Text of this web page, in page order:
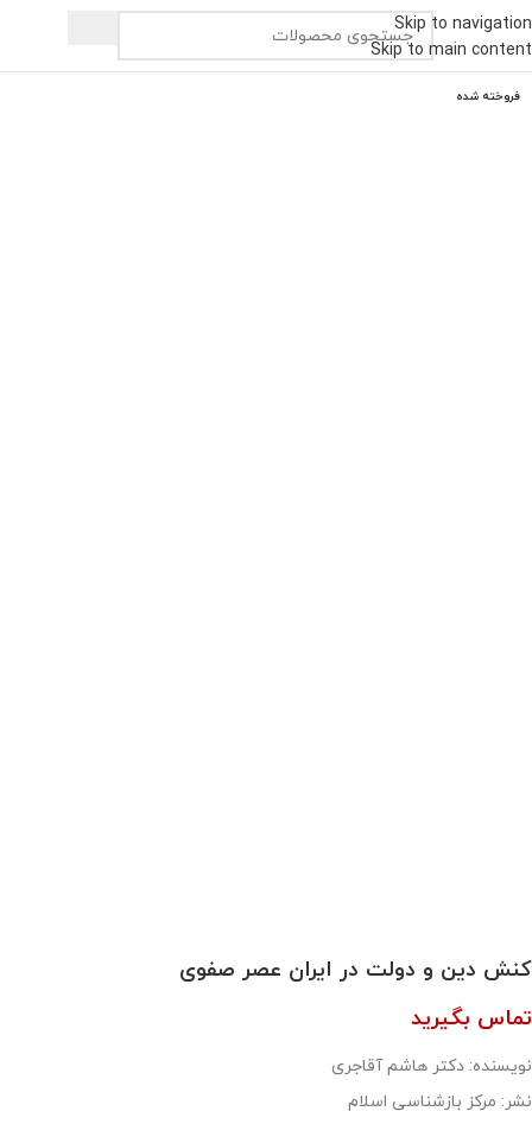
Skip to navigation
Skip to main content
فروخته شده
کنش دین و دولت در ایران عصر صفوی
تماس بگیرید
نویسنده: دکتر هاشم آقاجری
نشر: مرکز بازشناسی اسلام